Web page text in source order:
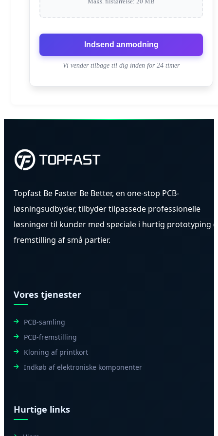
Indsend anmodning
Vi vender tilbage til dig inden for 24 timer
Topfast Be Faster Be Better, en one-stop PCB-
løsningsudbyder, tilbyder tilpassede professionelle
løsninger til kunder med speciale i hurtig prototyping
fremstilling af små partier.
Vores tjenester
PCB-samling
PCB-fremstilling
Kloning af printkort
Indkøb af elektroniske komponenter
Hurtige links